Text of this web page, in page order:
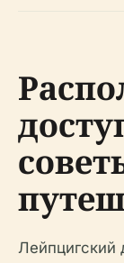
Лейпцигский